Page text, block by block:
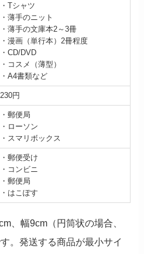
・Tシャツ
・薄手のニット
・薄手の文庫本2～3冊
・漫画（単行本）2冊程度
・CD/DVD
・コスメ（薄型）
・A4書類など
230円
・郵便局
・ローソン
・スマリボックス
・郵便受け
・コンビニ
・郵便局
・はこぽす
、幅9cm（円筒状の場合、
。発送する商品が最小サイ